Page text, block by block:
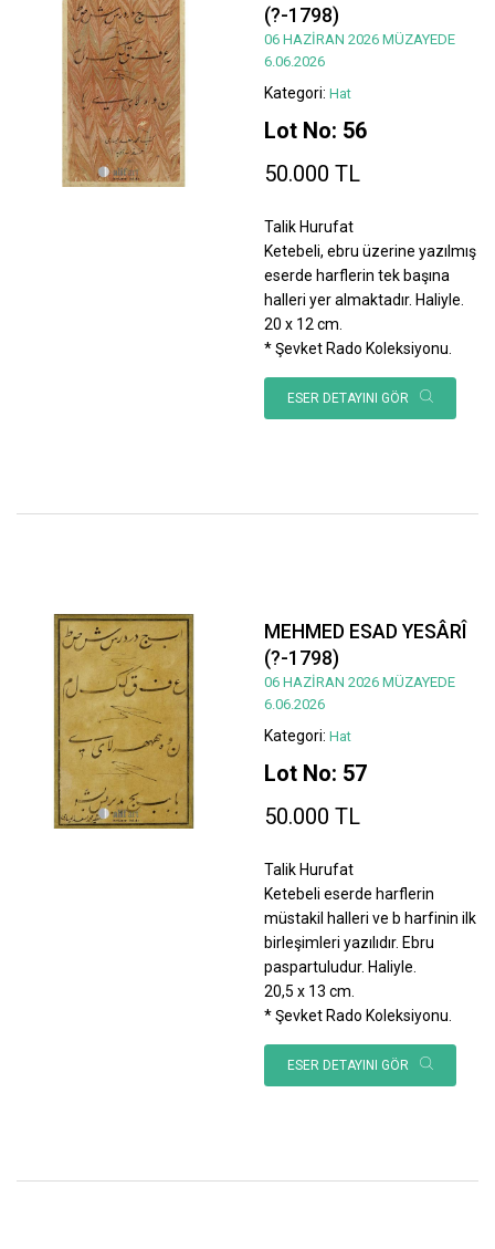
(?-1798)
06 HAZİRAN 2026 MÜZAYEDE
6.06.2026
Kategori: Hat
Lot No: 56
50.000 TL
Talik Hurufat
Ketebeli, ebru üzerine yazılmış
eserde harflerin tek başına
halleri yer almaktadır. Haliyle.
20 x 12 cm.
* Şevket Rado Koleksiyonu.
ESER DETAYINI GÖR
MEHMED ESAD YESÂRÎ
(?-1798)
06 HAZİRAN 2026 MÜZAYEDE
6.06.2026
Kategori: Hat
Lot No: 57
50.000 TL
Talik Hurufat
Ketebeli eserde harflerin
müstakil halleri ve b harfinin ilk
birleşimleri yazılıdır. Ebru
paspartuludur. Haliyle.
20,5 x 13 cm.
* Şevket Rado Koleksiyonu.
ESER DETAYINI GÖR